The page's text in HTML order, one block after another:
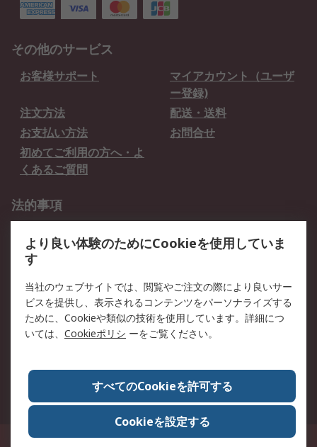
その他のサービス
お客様サポート
マイアカウント（ユーザ
ー登録)
注文方法
配送・送料
お支払い方法
お問合せ
初めてご利用の方へ・よ
くあるご質問
法的事項
クッキーポリシー
RSについて
会社概要
採用情報
プレスリリース＆お知ら
コーポレートサイト
全世界のRS
RSの歴史
ESGへの取り組み（英語）
認証について
〒240-0005 神奈川県横浜市保土ヶ谷区神戸町134番地 横浜ビジネスパーク ウ
より良い体験のためにCookieを使用していま
す
当社のウェブサイトでは、閲覧やご注文の際により良いサー
ビスを提供し、表示されるコンテンツをパーソナライズする
ために、Cookieや類似の技術を使用しています。詳細につ
いては、 Cookieポリシ ーをご覧ください。
すべてのCookieを許可する
Cookieを設定する